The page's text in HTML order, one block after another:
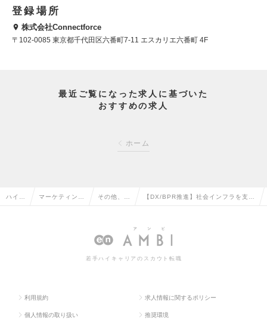
登録場所
株式会社Connectforce
〒102-0085 東京都千代田区六番町7-11 エスカリエ六番町 4F
最近ご覧になった求人に基づいた
おすすめの求人
ホーム
ハイク マーケティン その他、マ
グ系の転職
【DX/BPR推進】社会インフラを支え
及び運用フローのDX推進の求人情報
若手ハイキャリアのスカウト転職
利用規約 求人情報に関するポリシー
個人情報の取り扱い 推奨環境